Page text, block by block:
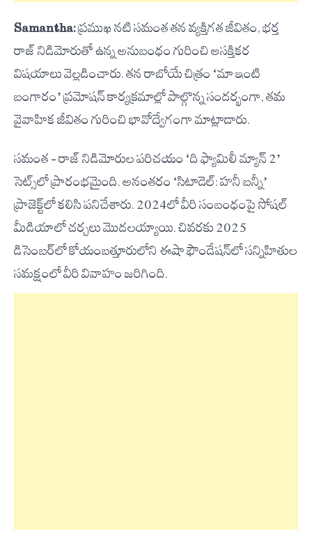
Samantha:ప్రముఖ నటి సమంత తన వ్యక్తిగత జీవితం, భర్త
రాజ్ నిడిమోరుతో ఉన్న అనుబంధం గురించి ఆసక్తికర
విషయాలు వెల్లడించారు. తన రాబోయే చిత్రం ‘మా ఇంటి
బంగారం’ ప్రమోషన్ కార్యక్రమాల్లో పాల్గొన్న సందర్భంగా, తమ
వైవాహిక జీవితం గురించి భావోద్వేగంగా మాట్లాడారు.
సమంత – రాజ్ నిడిమోరుల పరిచయం ‘ది ఫ్యామిలీ మ్యాన్ 2’
సెట్స్‌లో ప్రారంభమైంది. అనంతరం ‘సిటాడెల్: హనీ బన్నీ’
ప్రాజెక్ట్‌లో కలిసి పనిచేశారు. 2024లో వీరి సంబంధంపై సోషల్
మీడియాలో చర్చలు మొదలయ్యాయి. చివరకు 2025
డిసెంబర్‌లో కోయంబత్తూరులోని ఈషా ఫౌండేషన్‌లో సన్నిహితుల
సమక్షంలో వీరి వివాహం జరిగింది.